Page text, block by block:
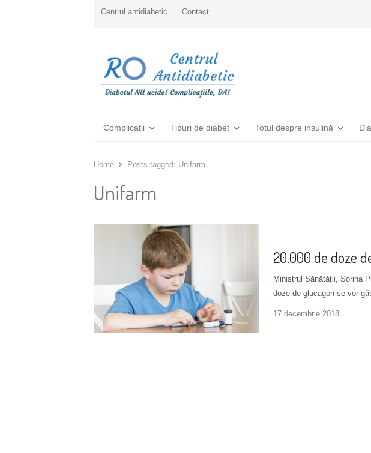
Centrul antidiabetic Contact
Complicații Tipuri de diabet Totul despre insulină
Home
Posts tagged: Unifarm
Unifarm
20.000 de doze
Ministrul Sănătății, Sorina
doze de glucagon se vor
17 decembrie 2018